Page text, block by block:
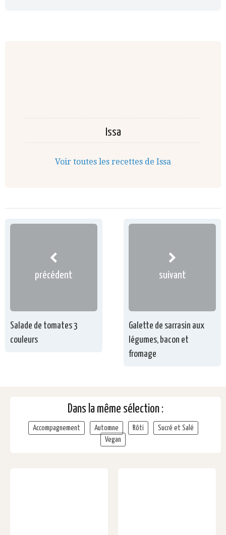
Issa
Voir toutes les recettes de Issa
précédent
Salade de tomates 3
couleurs
suivant
Galette de sarrasin aux
légumes, bacon et
fromage
Dans la même sélection :
Accompagnement Automne Rôti
Sucré et Salé
Vegan